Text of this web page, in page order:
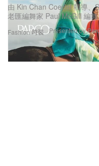
Fashion 時裝
由 Kin Chan Coedel 執導、
老匯編舞家 Paul McGill 編
Presented by